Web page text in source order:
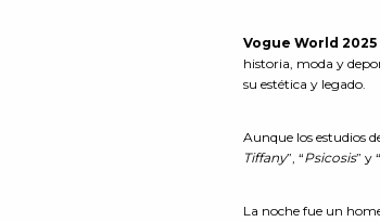
Vogue World 2025
historia, moda y
su estética y legado.
Aunque los estudios
Tiffany”, “Psicosis” y “
La noche fue un